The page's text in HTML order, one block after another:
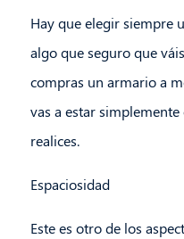
Hay que elegir siempre
algo que seguro que
compras un armario a
vas a estar
realices.
Espaciosidad
Este es otro de los